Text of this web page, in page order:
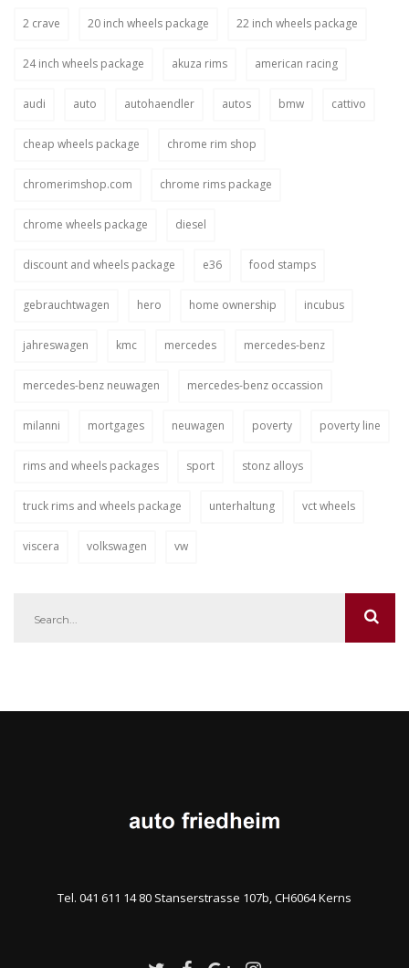
2 crave 20 inch wheels package 22 inch wheels package
24 inch wheels package akuza rims american racing
audi auto autohaendler autos bmw cattivo
cheap wheels package chrome rim shop
chromerimshop.com chrome rims package
chrome wheels package diesel
discount and wheels package e36 food stamps
gebrauchtwagen hero home ownership incubus
jahreswagen kmc mercedes mercedes-benz
mercedes-benz neuwagen mercedes-benz occassion
milanni mortgages neuwagen poverty poverty line
rims and wheels packages sport stonz alloys
truck rims and wheels package unterhaltung vct wheels
viscera volkswagen vw
Tel. 041 611 14 80 Stanserstrasse 107b, CH6064 Kerns